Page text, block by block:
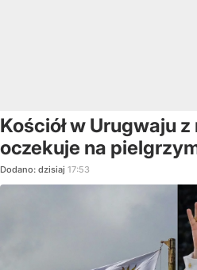
Kościół w Urugwaju
oczekuje na
Dodano: dzisiaj 17:53